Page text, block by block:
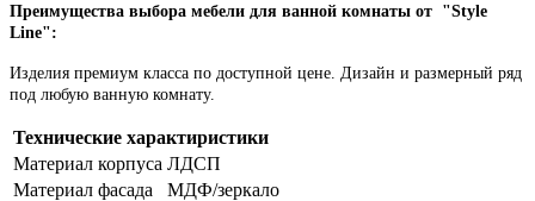
Преимущества выбора мебели для ванной комнаты от "Style
Line":
Изделия премиум класса по доступной цене. Дизайн и размерный ряд
под любую ванную комнату.
Технические характиристики
Материал корпуса ЛДСП
Материал фасада
МДФ/зеркало